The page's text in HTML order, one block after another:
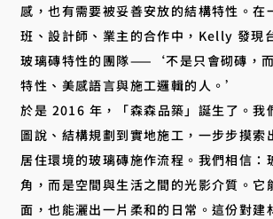
感，也有需要被妥善安放的結構特性。在
班、設計師、業主的合作中，Kelly 發現
玻璃磚特性的團隊——‘不是只會砌磚，
特性、美感語言與施工邏輯的人。’
於是 2016 年，「森森品築」誕生了。我
圖說、結構規劃到實地施工，一步步摸索
居住環境的玻璃磚施作流程。我們相信：
角，而是空間與生活之間的光影介質。它
面，也能灑出一片柔和的日常。這份對建